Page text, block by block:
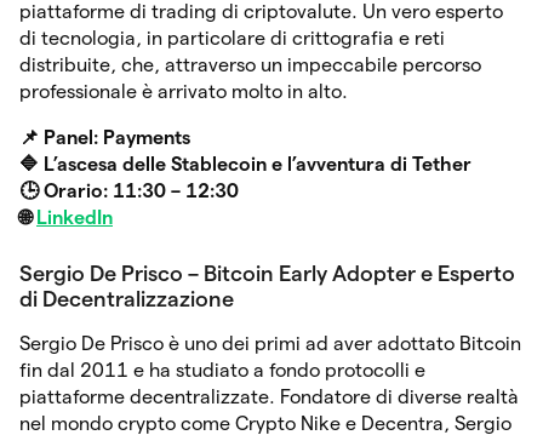
piattaforme di trading di criptovalute. Un vero esperto
di tecnologia, in particolare di crittografia e reti
distribuite, che, attraverso un impeccabile percorso
professionale è arrivato molto in alto.
📌 Panel: Payments
🔷 L’ascesa delle Stablecoin e l’avventura di Tether
🕒 Orario: 11:30 – 12:30
🌐 LinkedIn
Sergio De Prisco – Bitcoin Early Adopter e Esperto
di Decentralizzazione
Sergio De Prisco è uno dei primi ad aver adottato Bitcoin
fin dal 2011 e ha studiato a fondo protocolli e
piattaforme decentralizzate. Fondatore di diverse realtà
nel mondo crypto come Crypto Nike e Decentra, Sergio